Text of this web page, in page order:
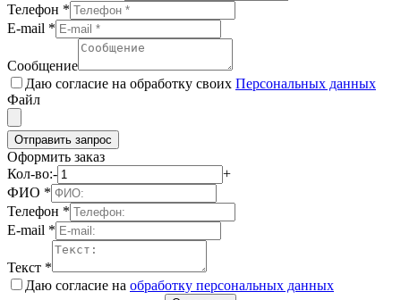
Телефон *
E-mail *
Сообщение
Даю согласие на обработку своих Персональных данных
Файл
Отправить запрос
Оформить заказ
Кол-во:-
+
ФИО *
Телефон *
E-mail *
Текст *
Даю согласие на обработку персональных данных